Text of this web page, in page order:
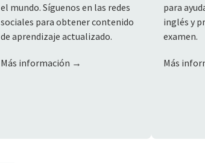
el mundo. Síguenos en las redes
sociales para obtener contenido
de aprendizaje actualizado.
Más información →
para
inglés y
examen.
Más